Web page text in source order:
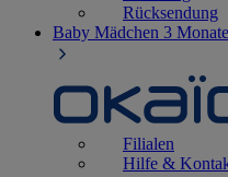
Rücksendung
Baby Mädchen 3
Filialen
Hilfe &